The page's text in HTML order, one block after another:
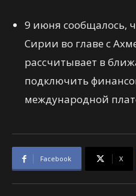
9 июня сообщалось,
Сирии во главе с
рассчитывает в
подключить
международной
Facebook X